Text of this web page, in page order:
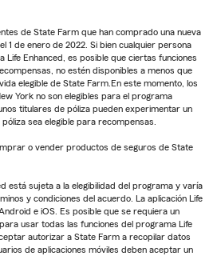
de State Farm que han comprado una nueva
1 de enero de 2022. Si bien cualquier persona
Life Enhanced, es posible que ciertas funciones
no estén disponibles a menos que
elegible de State Farm.En este momento, los
York no son elegibles para el programa
titulares de póliza pueden experimentar un
sea elegible para recompensas.
o vender productos de seguros de State
está sujeta a la elegibilidad del programa y varía
y condiciones del acuerdo. La aplicación Life
e iOS. Es posible que se requiera un
usar todas las funciones del programa Life
autorizar a State Farm a recopilar datos
de aplicaciones móviles deben aceptar un